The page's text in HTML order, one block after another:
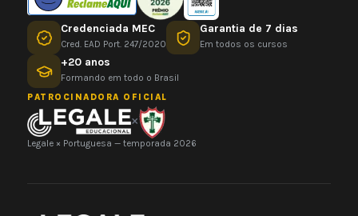
Credenciada MEC
Cred. EAD Port. 247/2020
Garantia de 7 dias
Em todos os cursos
+20 anos
Formando em todo o Brasil
PATROCINADORA OFICIAL
×
Legale × Portuguesa — temporada 2026